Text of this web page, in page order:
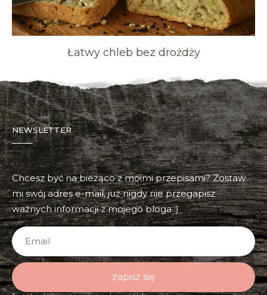
Łatwy chleb bez drożdży
NEWSLETTER
Chcesz być na bieżąco z moimi przepisami? Zostaw
mi swój adres e-mail, już nigdy nie przegapisz
ważnych informacji z mojego bloga :)
zapisz się